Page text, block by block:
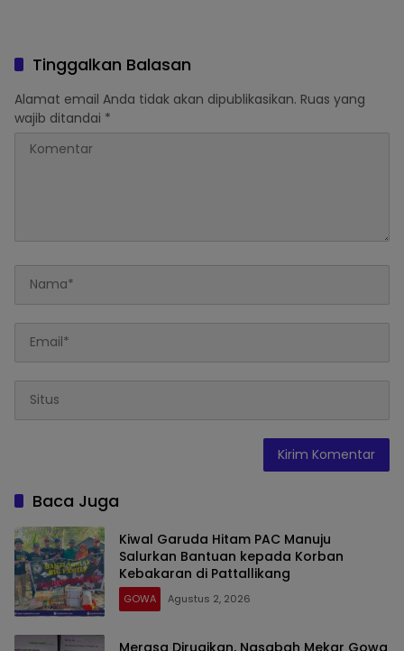
Tinggalkan Balasan
Alamat email Anda tidak akan dipublikasikan. Ruas yang
wajib ditandai *
Baca Juga
Kiwal Garuda Hitam PAC Manuju
Salurkan Bantuan kepada Korban
Kebakaran di Pattallikang
GOWA Agustus 2, 2026